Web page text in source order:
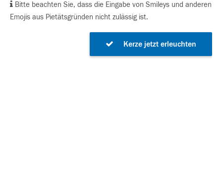
Bitte beachten Sie, dass die Eingabe von Smileys und anderen
Emojis aus Pietätsgründen nicht zulässig ist.
Kerze jetzt erleuchten